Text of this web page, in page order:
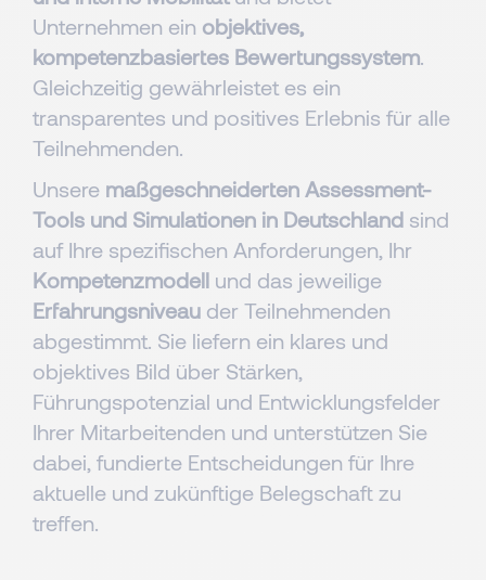
Unternehmen ein objektives,
kompetenzbasiertes Bewertungssystem.
Gleichzeitig gewährleistet es ein
transparentes und positives Erlebnis für alle
Teilnehmenden.​​
Unsere maßgeschneiderten Assessment-
Tools und Simulationen in Deutschland sind
auf Ihre spezifischen Anforderungen, Ihr
Kompetenzmodell und das jeweilige
Erfahrungsniveau der Teilnehmenden
abgestimmt. Sie liefern ein klares und
objektives Bild über Stärken,
Führungspotenzial und Entwicklungsfelder
Ihrer Mitarbeitenden und unterstützen Sie
dabei, fundierte Entscheidungen für Ihre
aktuelle und zukünftige Belegschaft zu
treffen.